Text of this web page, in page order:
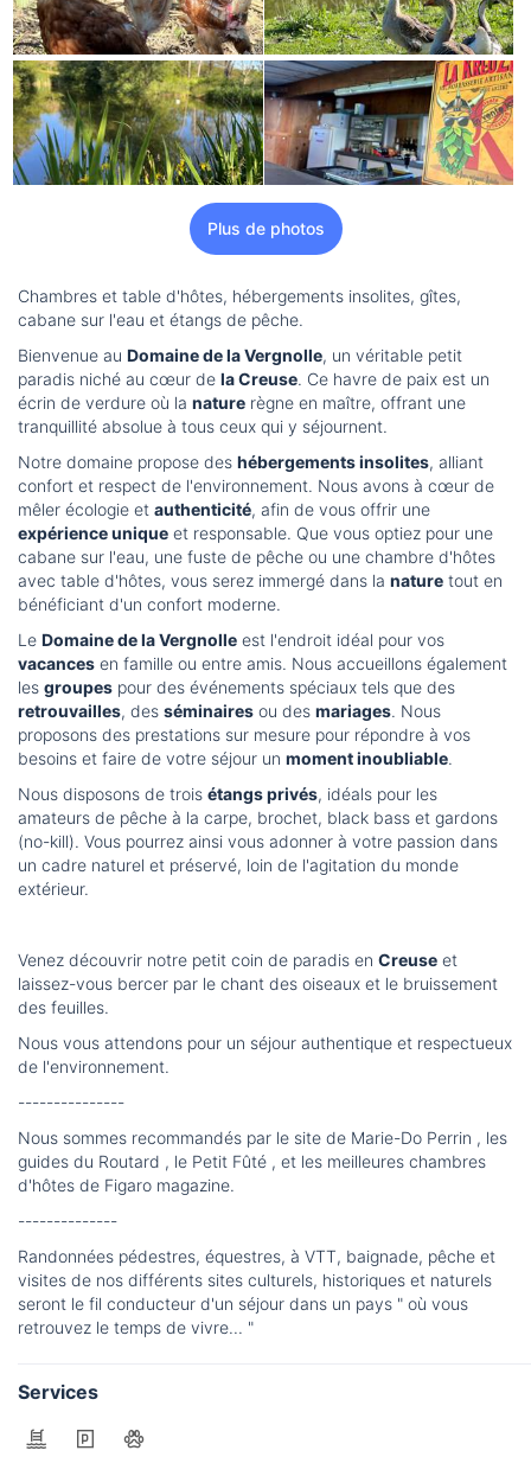
Plus de photos
Chambres et table d'hôtes, hébergements insolites, gîtes,
cabane sur l'eau et étangs de pêche.
Bienvenue au Domaine de la Vergnolle, un véritable petit
paradis niché au cœur de la Creuse. Ce havre de paix est un
écrin de verdure où la nature règne en maître, offrant une
tranquillité absolue à tous ceux qui y séjournent.
Notre domaine propose des hébergements insolites, alliant
confort et respect de l'environnement. Nous avons à cœur de
mêler écologie et authenticité, afin de vous offrir une
expérience unique et responsable. Que vous optiez pour une
cabane sur l'eau, une fuste de pêche ou une chambre d'hôtes
avec table d'hôtes, vous serez immergé dans la nature tout en
bénéficiant d'un confort moderne.
Le Domaine de la Vergnolle est l'endroit idéal pour vos
vacances en famille ou entre amis. Nous accueillons également
les groupes pour des événements spéciaux tels que des
retrouvailles, des séminaires ou des mariages. Nous
proposons des prestations sur mesure pour répondre à vos
besoins et faire de votre séjour un moment inoubliable.
Nous disposons de trois étangs privés, idéals pour les
amateurs de pêche à la carpe, brochet, black bass et gardons
(no-kill). Vous pourrez ainsi vous adonner à votre passion dans
un cadre naturel et préservé, loin de l'agitation du monde
extérieur.
Venez découvrir notre petit coin de paradis en Creuse et
laissez-vous bercer par le chant des oiseaux et le bruissement
des feuilles.
Nous vous attendons pour un séjour authentique et respectueux
de l'environnement.
---------------
Nous sommes recommandés par le site de Marie-Do Perrin , les
guides du Routard , le Petit Fûté , et les meilleures chambres
d'hôtes de Figaro magazine.
--------------
Randonnées pédestres, équestres, à VTT, baignade, pêche et
visites de nos différents sites culturels, historiques et naturels
seront le fil conducteur d'un séjour dans un pays " où vous
retrouvez le temps de vivre... "
Services